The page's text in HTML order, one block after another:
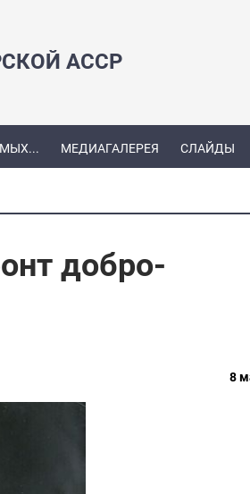
АССР
МЕДИАГАЛЕРЕЯ СЛАЙДЫ
добро­
8